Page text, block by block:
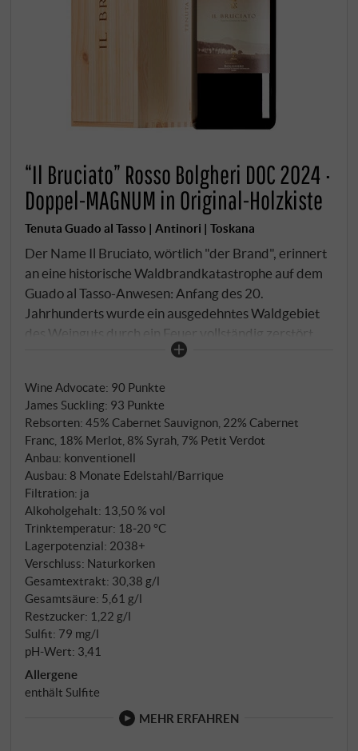
“Il Bruciato” Rosso Bolgheri DOC 2024 ·
Doppel-MAGNUM in Original-Holzkiste
Tenuta Guado al Tasso | Antinori | Toskana
Der Name Il Bruciato, wörtlich "der Brand", erinnert
an eine historische Waldbrandkatastrophe auf dem
Guado al Tasso-Anwesen: Anfang des 20.
Jahrhunderts wurde ein ausgedehntes Waldgebiet
des Weinguts durch ein Feuer vollständig zerstört.
Seitdem erzählt der Wein auf poetische Weise von
zugleich Sinnbild für Ausdauer, Identität und die
Verbindung von Landschaft und Wein ist. Seit dem
Debütjahrgang 2002 verfolgt Guado al Tasso mit ihm
die Idee eines zugänglichen, aber dennoch
herkunfts- und terroirtreuen Bolgheri-Rotweins. Die
Reben wachsen in unmittelbarer Nachbarschaft zum
Bolgheri Superiore, der Ausbau erfolgt mit Präzision
und dem Blick für Balance.
Wine Advocate: 90 Punkte
James Suckling: 93 Punkte
Rebsorten: 45% Cabernet Sauvignon, 22% Cabernet
Franc, 18% Merlot, 8% Syrah, 7% Petit Verdot
Anbau: konventionell
Ausbau: 8 Monate Edelstahl/Barrique
Filtration: ja
Alkoholgehalt: 13,50 % vol
Trinktemperatur: 18‑20 °C
Lagerpotenzial: 2038+
Verschluss: Naturkorken
Gesamtextrakt: 30,38 g/l
Gesamtsäure: 5,61 g/l
Restzucker: 1,22 g/l
Sulfit: 79 mg/l
pH-Wert: 3,41
Allergene
enthält Sulfite
MEHR ERFAHREN